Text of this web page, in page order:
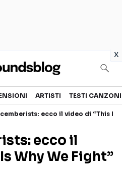
x
TESTI CANZONI
TOUR ED EVENTI
ARTISTI TESTI CANZONI
ecco il video di “This Is
ecco il
Why We Fight”